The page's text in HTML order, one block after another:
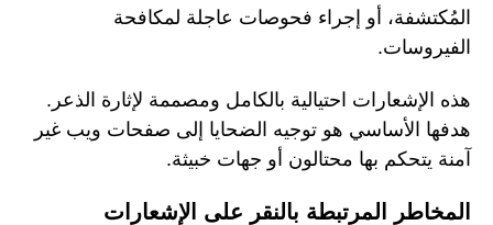
المُكتشفة، أو إجراء فحوصات عاجلة لمكافحة
الفيروسات.
هذه الإشعارات احتيالية بالكامل ومصممة لإثارة الذعر.
هدفها الأساسي هو توجيه الضحايا إلى صفحات ويب غير
آمنة يتحكم بها محتالون أو جهات خبيثة.
المخاطر المرتبطة بالنقر على الإشعارات